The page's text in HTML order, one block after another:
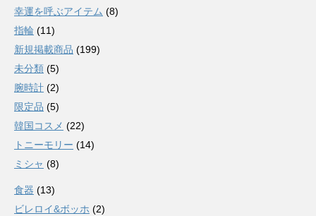
幸運を呼ぶアイテム (8)
指輪 (11)
新規掲載商品 (199)
未分類 (5)
腕時計 (2)
限定品 (5)
韓国コスメ (22)
トニーモリー (14)
ミシャ (8)
食器 (13)
ビレロイ&ボッホ (2)